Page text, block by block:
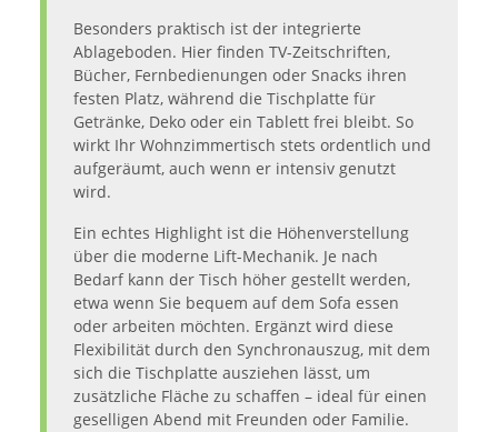
Besonders praktisch ist der integrierte
Ablageboden. Hier finden TV-Zeitschriften,
Bücher, Fernbedienungen oder Snacks ihren
festen Platz, während die Tischplatte für
Getränke, Deko oder ein Tablett frei bleibt. So
wirkt Ihr Wohnzimmertisch stets ordentlich und
aufgeräumt, auch wenn er intensiv genutzt
wird.
Ein echtes Highlight ist die Höhenverstellung
über die moderne Lift-Mechanik. Je nach
Bedarf kann der Tisch höher gestellt werden,
etwa wenn Sie bequem auf dem Sofa essen
oder arbeiten möchten. Ergänzt wird diese
Flexibilität durch den Synchronauszug, mit dem
sich die Tischplatte ausziehen lässt, um
zusätzliche Fläche zu schaffen – ideal für einen
geselligen Abend mit Freunden oder Familie.